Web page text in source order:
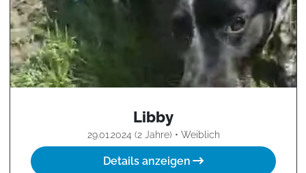
Libby
29.01.2024 (2 Jahre) • Weiblich
Details anzeigen